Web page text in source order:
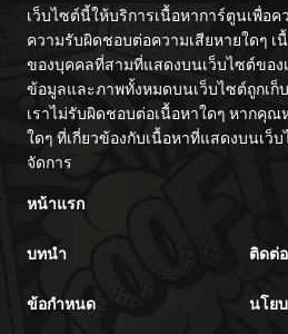
ตอนที่ 19
ตอนที่ 18
ตอนที่ 17
ตอนที่ 16
ตอนที่ 15
เว็บไซต์นี้ให้บริการเนื้อหาการ์ตูนเพื่อ
ความรับผิดชอบต่อความเสียหายใดๆ
ของบุคคลที่สามที่แสดงบนเว็บไซต์ของ
ข้อมูลและภาพทั้งหมดบนเว็บไซต์ถูกเก็
เราไม่รับผิดชอบต่อเนื้อหาใดๆ หากคุ
ใดๆ ที่เกี่ยวข้องกับเนื้อหาที่แสดงบนเว็
จัดการ
หน้าแรก
บทนำ ติดต่
ข้อกำหนด นโย